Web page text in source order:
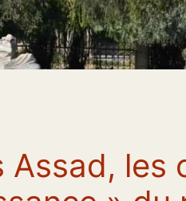
Assad, les